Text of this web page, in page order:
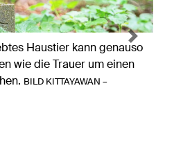
Haustier kann genauso
wie die Trauer um einen
BILD KITTAYAWAN –
Next